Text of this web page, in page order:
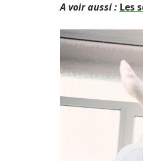
A voir aussi : Les